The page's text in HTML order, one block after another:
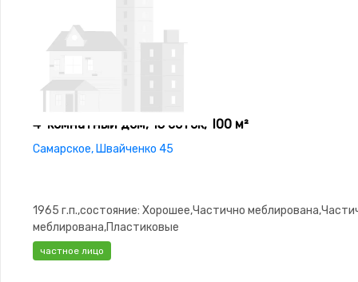
4-комнатный дом, 15 соток, 100 м²
Самарское, Швайченко 45
1965 г.п.,состояние: Хорошее,Частично
меблирована,Пластиковые
окна,Навес,Баня,Гараж,Сад,Веранда,Хозпостройки,Летняя
частное лицо